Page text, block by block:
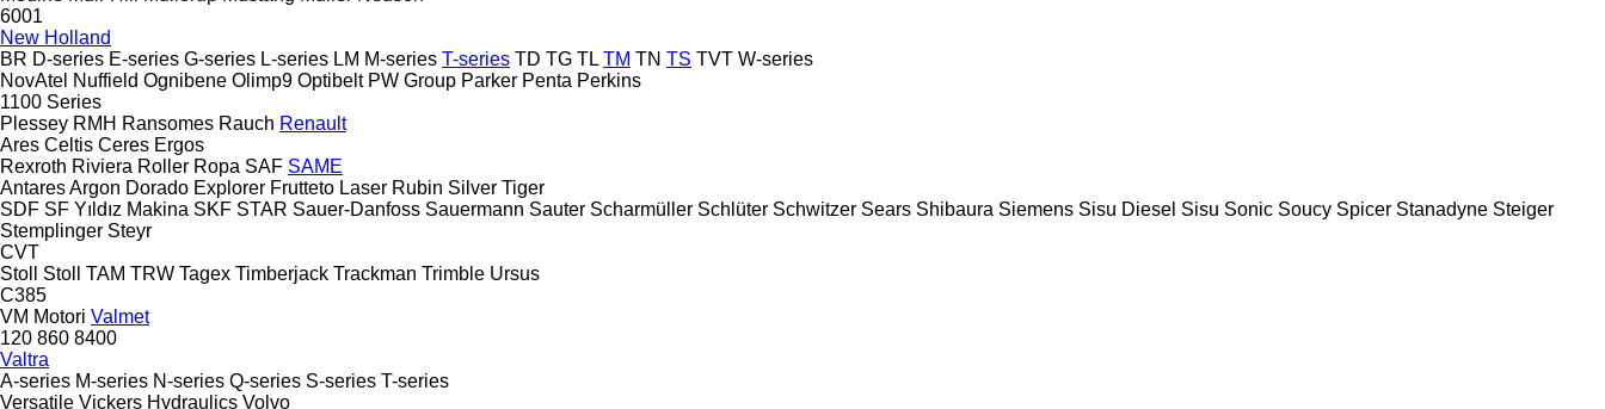
6001
New Holland
BR D-series E-series G-series L-series LM M-series T-series TD TG TL TM TN TS TVT W-series
NovAtel Nuffield Ognibene Olimp9 Optibelt PW Group Parker Penta Perkins
1100 Series
Plessey RMH Ransomes Rauch Renault
Ares Celtis Ceres Ergos
Rexroth Riviera Roller Ropa SAF SAME
AntaresArgon Dorado Explorer Frutteto Laser Rubin Silver Tiger
SDF SF Yıldız Makina SKF STAR Sauer-Danfoss Sauermann Sauter Scharmüller Schlüter Schwitzer Sears Shibaura Siemens Sisu Diesel Sisu Sonic Soucy Spicer Stanadyne Steiger
Stemplinger Steyr
CVT
Stoll
Stoll TAM TRW Tagex Timberjack Trackman Trimble Ursus
C385
VM Motori Valmet
120 860 8400
Valtra
A-series M-series N-series Q-series S-series T-series
Versatile Vickers Hydraulics Volvo